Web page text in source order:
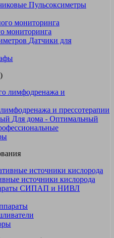
Пульсоксиметры
мониторинга
Датчики для
и прессотерапии
Для дома - Оптимальный
источники кислорода
СИПАП и НИВЛ